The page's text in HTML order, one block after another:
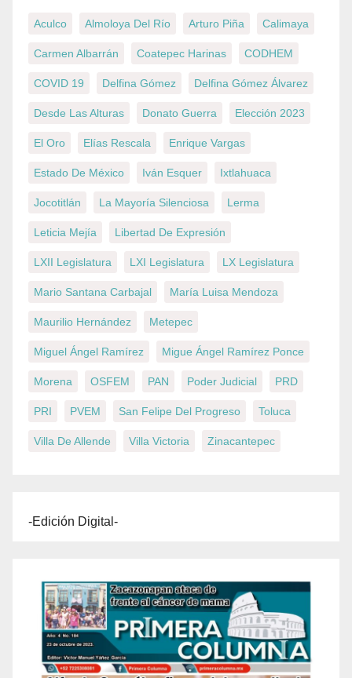
Aculco Almoloya Del Río Arturo Piña Calimaya
Carmen Albarrán Coatepec Harinas CODHEM
COVID 19 Delfina Gómez Delfina Gómez Álvarez
Desde Las Alturas Donato Guerra Elección 2023
El Oro Elías Rescala Enrique Vargas
Estado De México Iván Esquer Ixtlahuaca
Jocotitlán La Mayoría Silenciosa Lerma
Leticia Mejía Libertad De Expresión
LXII Legislatura LXI Legislatura LX Legislatura
Mario Santana Carbajal María Luisa Mendoza
Maurilio Hernández Metepec
Miguel Ángel Ramírez Migue Ángel Ramírez Ponce
Morena OSFEM PAN Poder Judicial PRD
PRI PVEM San Felipe Del Progreso Toluca
Villa De Allende Villa Victoria Zinacantepec
-Edición Digital-